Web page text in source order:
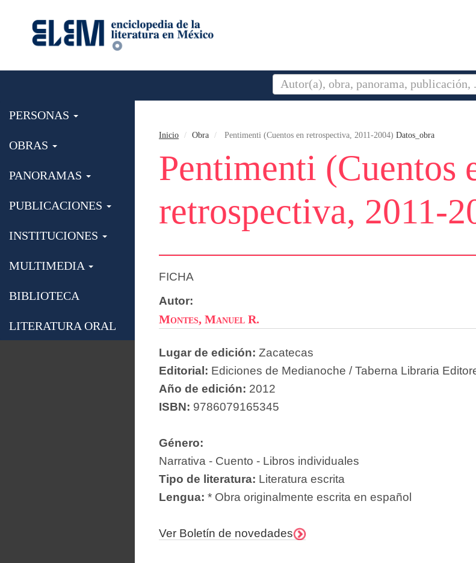
PERSONAS
OBRAS
PANORAMAS
PUBLICACIONES
INSTITUCIONES
MULTIMEDIA
BIBLIOTECA
LITERATURA ORAL
Inicio Obra Pentimenti (Cuentos en retrospectiva, 2011-2004) Datos_obra
Pentimenti (Cuentos
retrospectiva, 2011-
FICHA
Autor:
Montes, Manuel R.
Lugar de edición: Zacatecas
Editorial: Ediciones de Medianoche / Taberna Libraria
Año de edición: 2012
ISBN: 9786079165345
Género:
Narrativa - Cuento - Libros individuales
Tipo de literatura: Literatura escrita
Lengua: * Obra originalmente escrita en español
Ver Boletín de novedades